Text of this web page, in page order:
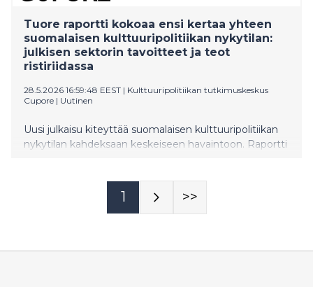
Tuore raportti kokoaa ensi kertaa yhteen
suomalaisen kulttuuripolitiikan nykytilan:
julkisen sektorin tavoitteet ja teot
ristiriidassa
28.5.2026 16:59:48 EEST | Kulttuuripolitiikan tutkimuskeskus
Cupore | Uutinen
Uusi julkaisu kiteyttää suomalaisen kulttuuripolitiikan
nykytilan kahdeksaan keskeiseen havaintoon. Raportti
1 >>